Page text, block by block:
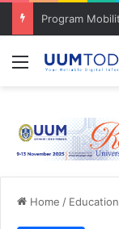
Menu
Home / Education